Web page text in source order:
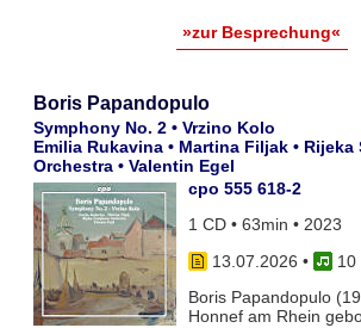
»zur Besprechung«
Boris Papandopulo
Symphony No. 2 • Vrzino Kolo
Emilia Rukavina • Martina Filjak •
Orchestra • Valentin Egel
cpo 555 618-2
1 CD • 63min • 2023
13.07.2026 •
10
Boris Papandopulo
Honnef am Rhein